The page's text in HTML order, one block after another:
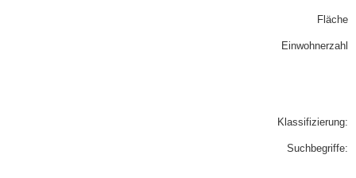
Fläche
Einwohnerzahl
Klassifizierung:
Suchbegriffe: